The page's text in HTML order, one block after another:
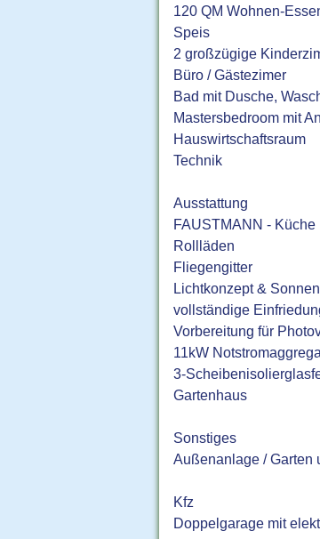
120 QM Wohnen-
Speis
2 großzügige
Büro / Gästezimer
Bad mit Dusche,
Mastersbedroom mit
Hauswirtschaftsraum
Technik
Ausstattung
FAUSTMANN - Küche
Rollläden
Fliegengitter
Lichtkonzept &
vollständige
Vorbereitung für
11kW
3-
Gartenhaus
Sonstiges
Außenanlage / Garten
Kfz
Doppelgarage mit